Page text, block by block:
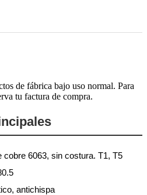
de fábrica bajo uso normal. Para
tu factura de compra.
cobre 6063, sin costura. T1, T5
antichispa